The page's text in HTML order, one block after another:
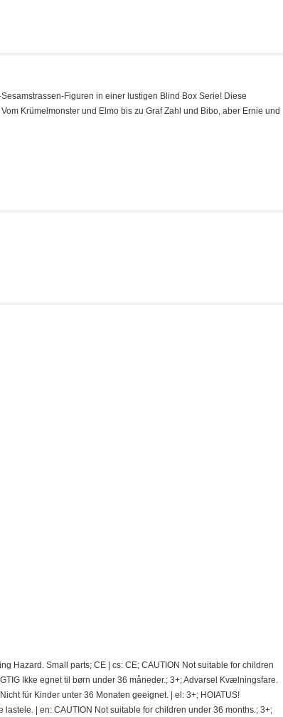
Figuren in einer lustigen Blind Box Serie! Diese
Krümelmonster und Elmo bis zu Graf Zahl und Bibo, aber Ernie und
Hazard. Small parts; CE | cs: CE; CAUTION Not suitable for children
Ikke egnet til børn under 36 måneder.; 3+; Advarsel Kvælningsfare.
für Kinder unter 36 Monaten geeignet. | el: 3+; HOIATUS!
| en: CAUTION Not suitable for children under 36 months.; 3+;